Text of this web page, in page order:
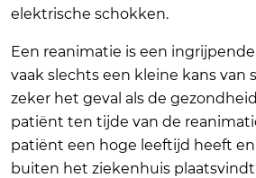
elektrische schokken.
Een reanimatie is een
vaak slechts een kleine kans van
zeker het geval als de
patiënt ten tijde van de
patiënt een hoge leeftijd heeft
buiten het ziekenhuis